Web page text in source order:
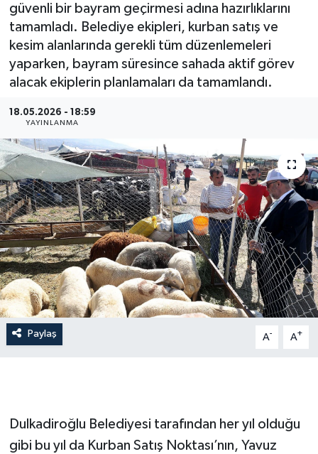
güvenli bir bayram geçirmesi adına hazırlıklarını
tamamladı. Belediye ekipleri, kurban satış ve
kesim alanlarında gerekli tüm düzenlemeleri
yaparken, bayram süresince sahada aktif görev
alacak ekiplerin planlamaları da tamamlandı.
18.05.2026 - 18:59
YAYINLANMA
Paylaş A- A+
Dulkadiroğlu Belediyesi tarafından her yıl olduğu
gibi bu yıl da Kurban Satış Noktası’nın, Yavuz